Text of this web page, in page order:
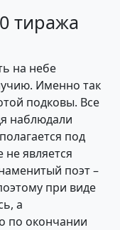
тиража
на небе
Именно так
подковы. Все
наблюдали
под
является
поэт –
при виде
а
по окончании